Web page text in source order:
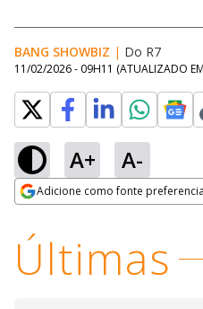
BANG SHOWBIZ | Do R7
11/02/2026 - 09H11 (ATUALIZADO EM
A+ A-
Adicione como fonte
Ativar
Loaded:
43.15%
Últimas